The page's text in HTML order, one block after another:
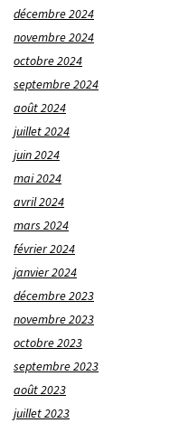
décembre 2024
novembre 2024
octobre 2024
septembre 2024
août 2024
juillet 2024
juin 2024
mai 2024
avril 2024
mars 2024
février 2024
janvier 2024
décembre 2023
novembre 2023
octobre 2023
septembre 2023
août 2023
juillet 2023